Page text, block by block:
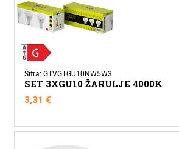
Šifra: GTVGTGU10NW5W3
SET 3XGU10 ŽARULJE 4000K
3,31€